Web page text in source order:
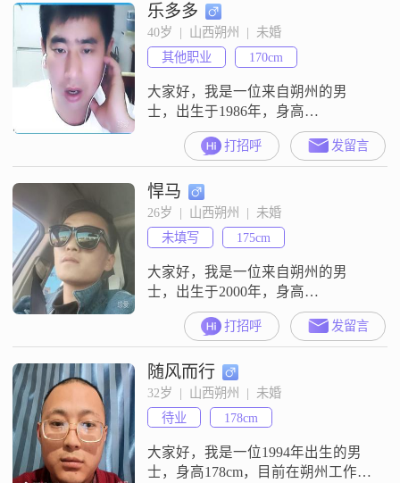
重视信任，在感情中我坚信只有双
向奔赴才能走得长远##3002##平时
我喜欢玩电子游戏，这是我放松的
方式之一##3002##我对生活的态度
比
乐多多
40岁  |  山西朔州  |  未婚
其他职业
170cm
大家好，我是一位来自朔州的男
士，出生于1986年，身高
170cm##3002##我的月收入在3001到
5000元之间，目前从事一些稳定的
工作##3002##虽然我的学历是高中
及以下，但我一直保持着学习的热
情，努力提升自己##3002##性格方
面，我比较耐心包容，不容易与人
计较##3002##我喜欢直率坦诚地表
达自己的想
打招呼 发留言
悍马
26岁  |  山西朔州  |  未婚
未填写
175cm
大家好，我是一位来自朔州的男
士，出生于2000年，身高
175cm##3002##我的月收入在3001到
5000元之间，目前从事一份稳定的
工作##3002##虽然我的学历是高中
及以下，但我相信一个人的品格和
能力比学历更重要##3002##我性格
比较内敛，属于慢热型的人
##3002##在与人相处时，我更注重
真诚与务实，不太
打招呼 发留言
随风而行
32岁  |  山西朔州  |  未婚
待业
178cm
大家好，我是一位1994年出生的男
士，身高178cm，目前在朔州工作